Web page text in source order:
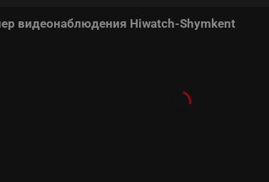
видеонаблюдения Hiwatch-Shymkent